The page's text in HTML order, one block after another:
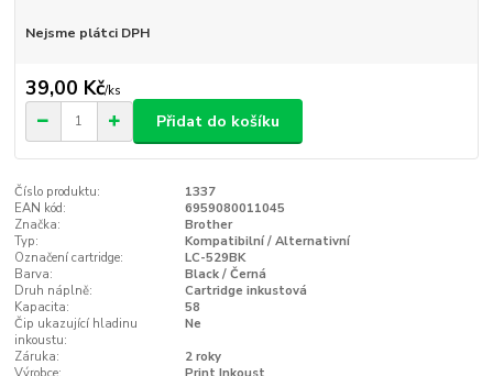
Nejsme plátci DPH
39,00 Kč/ks
Přidat do košíku
Číslo produktu:
1337
EAN kód:
6959080011045
Značka:
Brother
Typ:
Kompatibilní / Alternativní
Označení cartridge:
LC-529BK
Barva:
Black / Černá
Druh náplně:
Cartridge inkustová
Kapacita:
58
Čip ukazující hladinu
inkoustu:
Ne
Záruka:
2 roky